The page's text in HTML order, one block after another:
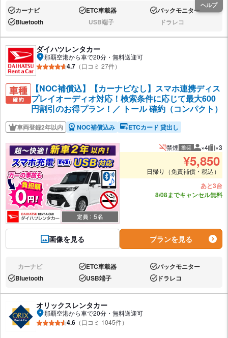
あり:カーナビ あり:ETC車載器 あり:バックモニター
あり:Bluetooth なし:USB端子 なし:ドラレコ
ダイハツレンタカー
那覇空港から車で20分・無料送迎可
4.7 （口コミ 27件）
【NOC補償込】【カーナビなし】スマホ連携ディス
プレイオーディオ対応！検索条件に応じて最大600
円割引のお得プラン！／ トール 確約（コンパクト）
車両登録2年以内 NOC補償込み ETCカード 貸出し
画像を見る
禁煙 推奨 推奨人数
×4 推
×3
¥5,850
日帰り（免責補償・税込）
あと3台
8/08までキャンセル無料
プランを見る
なし:カーナビ あり:ETC車載器 あり:バックモニター
あり:Bluetooth あり:USB端子 あり:ドラレコ
オリックスレンタカー
那覇空港から車で20分・無料送迎可
4.6 （口コミ 1045件）
ヘルプ